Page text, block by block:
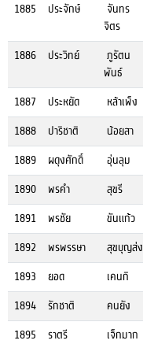
1885 ประจักษ์
จันทร
จิตร
1886 ประวิทย์
ภูรัตน
พันธ์
1887 ประหยัด หล้าเพ็ง
1888
ปาริชาติ น้อยสา
1889
ผดุงศักดิ์ อุ่นลุม
1890
พรคำ สุขรี
1891
พรชัย ขันแก้ว
1892
พรพรรษา สุขบุญส่ง
1893
ยอด เคนกิ
1894
รักชาติ คนยัง
1895
ราตรี เจ็กมาก